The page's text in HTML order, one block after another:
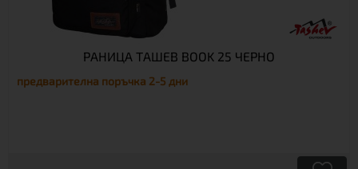
РАНИЦА ТАШЕВ BOOK 25 ЧЕРНО
предварителна поръчка 2-5 дни